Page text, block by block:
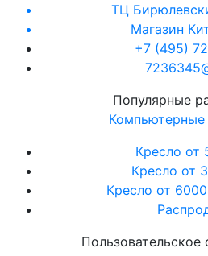
ТЦ
Магазин
+7 (495)
Популярные
Компьютерные
Кресло от
Кресло от
Кресло от
Пользовательское